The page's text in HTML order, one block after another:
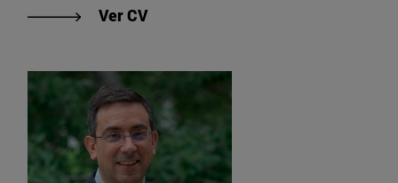
Ver CV"Ver CV de Molero García, Juan